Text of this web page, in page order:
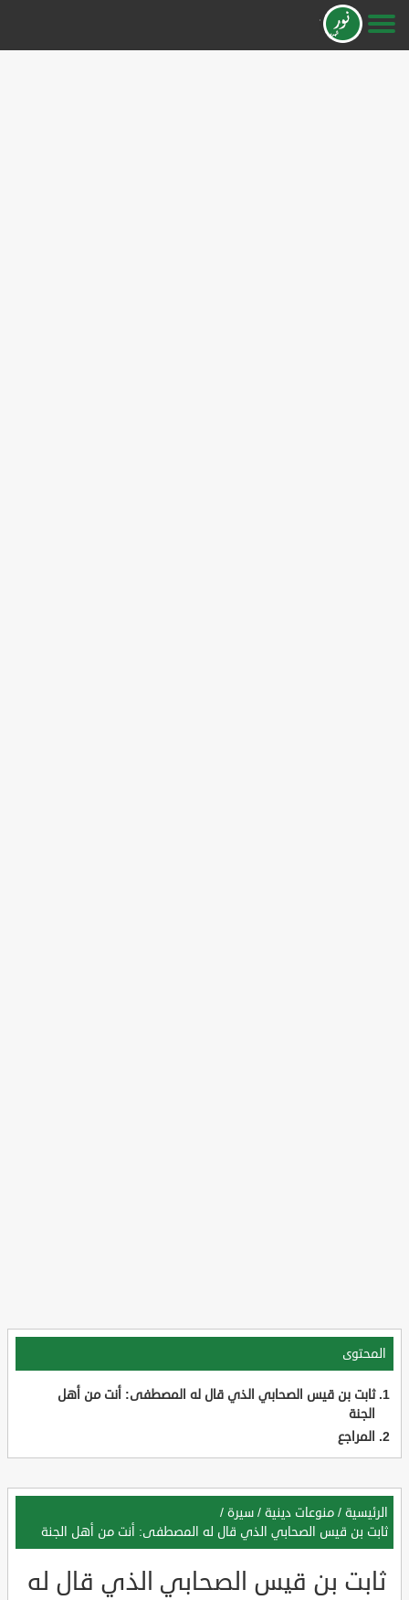
المحتوى
ثابت بن قيس الصحابي الذي قال له المصطفى: أنت من أهل
الجنة
المراجع
الرئيسية / منوعات دينية / سيرة /
ثابت بن قيس الصحابي الذي قال له المصطفى: أنت من أهل الجنة
ثابت بن قيس الصحابي الذي قال له